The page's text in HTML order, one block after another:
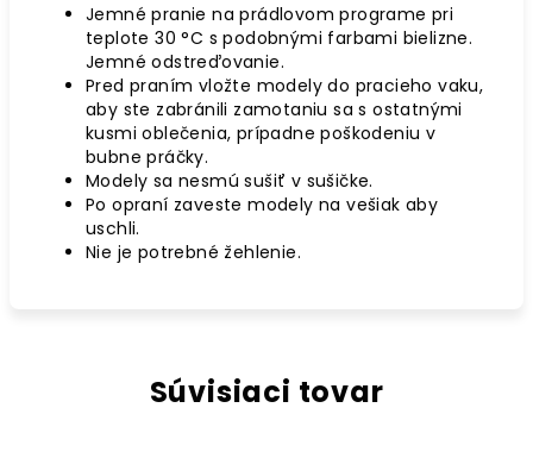
Jemné pranie na prádlovom programe pri
teplote 30°C s podobnými farbami bielizne.
Jemné odstreďovanie.
Pred praním vložte modely do pracieho vaku,
aby ste zabránili zamotaniu sa s ostatnými
kusmi oblečenia, prípadne poškodeniu v
bubne práčky.
Modely sa nesmú sušiť v sušičke.
Po opraní zaveste modely na vešiak aby
uschli.
Nie je potrebné žehlenie.
Súvisiaci tovar